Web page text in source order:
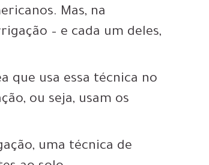
Mas, na
– e cada um deles,
que usa essa técnica no
ou seja, usam os
uma técnica de